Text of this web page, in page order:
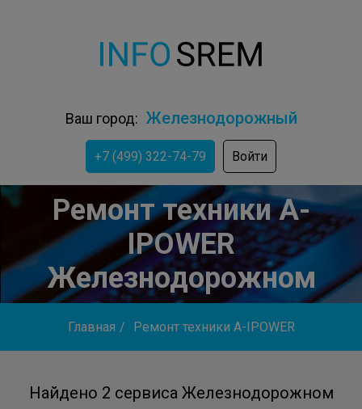
Ваш город: Железнодорожный
+7 (499) 322-74-79 Войти
Ремонт техники A-
IPOWER
Железнодорожном
Главная / Ремонт техники A-IPOWER
Найдено 2 сервиса Железнодорожном